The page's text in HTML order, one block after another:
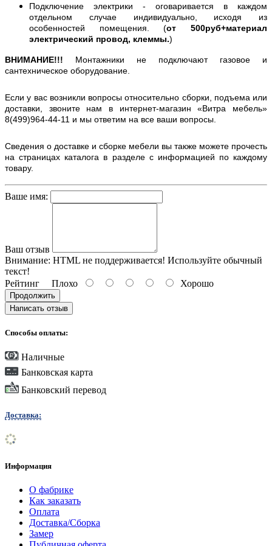
Подключение электрики - оговаривается в каждом
отдельном случае индивидуально, исходя из
особенностей помещения. (от 500руб+материал
электрический провод, клеммы.)
ВНИМАНИЕ!!! Монтажники не подключают газовое и
сантехническое оборудование.
Если у вас возникли вопросы относительно сборки, подъема или
доставки, звоните нам в интернет-магазин «Витра мебель»
8(499)964-44-11 и мы ответим на все ваши вопросы.
Сведения о доставке и сборке мебели вы также можете прочесть
на страницах каталога в разделе с информацией по каждому
товару.
Ваше имя:
Ваш отзыв
Внимание: HTML не поддерживается! Используйте обычный
текст!
Рейтинг Плохо Хорошо
Продолжить
Написать отзыв
Способы оплаты:
Наличные
Банковская карта
Банковский перевод
Доставка:
Информация
О фабрике
Как заказать
Оплата
Доставка/Сборка
Замер